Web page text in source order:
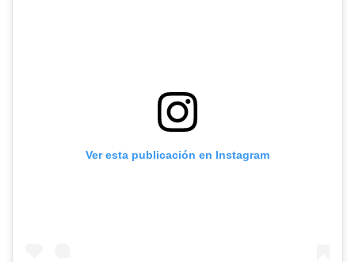
Ver esta publicación en Instagram